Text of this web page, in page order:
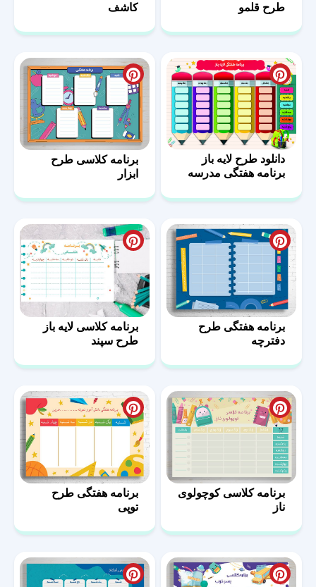
طرح قلمو
کاشف
دانلود طرح لایه باز
برنامه هفتگی مدرسه
برنامه کلاسی طرح
ابزار
برنامه هفتگی طرح
دفترچه
برنامه کلاسی لایه باز
طرح سپند
برنامه کلاسی کوچولوی
ناز
برنامه هفتگی طرح
توپی